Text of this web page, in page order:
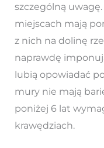
szczególną
miejscach mają
z nich na dolinę
naprawdę
lubią opowiadać
mury nie mają
poniżej 6 lat
krawędziach.